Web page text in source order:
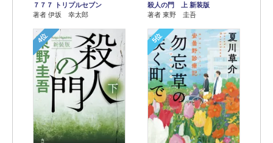
７７７ トリプルセブン
著者 伊坂 幸太郎
殺人の門 上 新装版
著者 東野 圭吾
4位 5位